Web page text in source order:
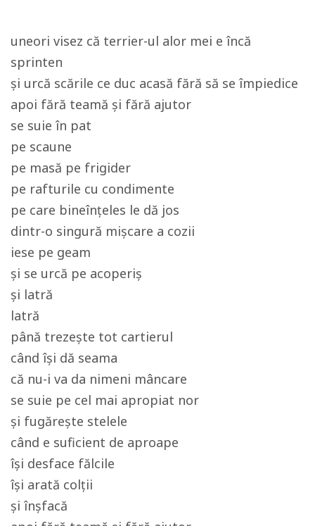
uneori visez că terrier-ul alor mei e încă
sprinten
și urcă scările ce duc acasă fără să se împiedice
apoi fără teamă și fără ajutor
se suie în pat
pe scaune
pe masă pe frigider
pe rafturile cu condimente
pe care bineînțeles le dă jos
dintr-o singură mișcare a cozii
iese pe geam
și se urcă pe acoperiș
și latră
latră
până trezește tot cartierul
când își dă seama
că nu-i va da nimeni mâncare
se suie pe cel mai apropiat nor
și fugărește stelele
când e suficient de aproape
își desface fălcile
își arată colții
și înșfacă